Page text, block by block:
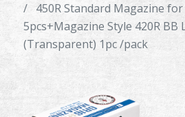
小銃
拳銃
450R Standard Magazine for
5pcs+Magazine Style 420R BB
(Transparent) 1pc /pack